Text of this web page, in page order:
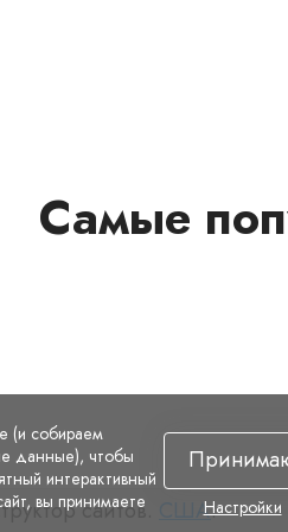
Самые
сайтов. США.
(и собираем
данные), чтобы
интерактивный
вы принимаете
Настройки